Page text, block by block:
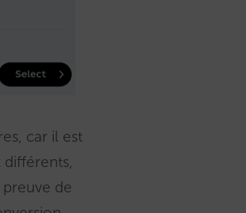
car il est
différents,
de